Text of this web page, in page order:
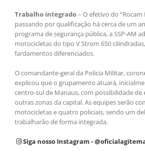
Trabalho integrado– O efetivo do
passando por qualificação há cerca de um
programa de segurança pública, a SSP-AM
motocicletas do tipo V Strom 650
fardamentos diferenciados.
O comandante-geral da Polícia Militar,
explicou que o grupamento atuará,
centro-sul de Manaus, com possibilidade de
outras zonas da capital. As equipes serão
motocicletas e quatro policiais, sendo um
trabalharão de forma integrada.
Siga nosso Instagram -